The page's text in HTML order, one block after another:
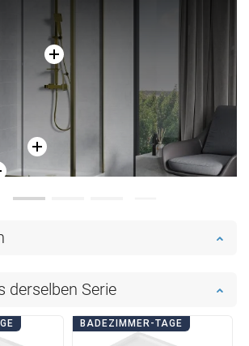
derselben Serie
BADEZIMMER-TAGE